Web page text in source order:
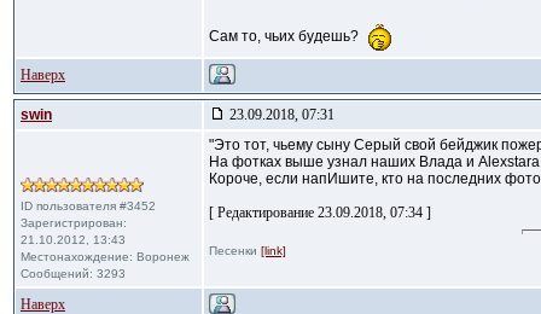
Сам то, чьих будешь?
Наверх
swin 23.09.2018, 07:31
ID пользователя #3452
Зарегистрирован:
21.10.2012, 13:43
Местонахождение: Воронеж
Сообщений: 3293
"Это тот, чьему сыну Серый свой бейджик
На фотках выше узнал наших Влада и
Короче, если напИшите, кто на последних
[ Редактирование 23.09.2018, 07:34 ]
Песенки [link]
Наверх